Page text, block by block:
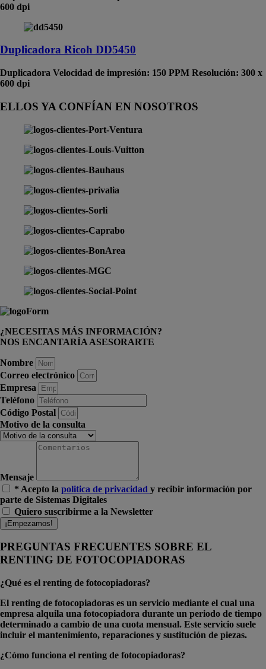
600 dpi
Duplicadora Ricoh DD5450
Duplicadora Velocidad de impresión: 150 PPM Resolución: 300 x
600 dpi
ELLOS YA CONFÍAN EN NOSOTROS
¿NECESITAS MÁS INFORMACIÓN?
NOS ENCANTARÍA ASESORARTE
Nombre
Correo electrónico
Empresa
Teléfono
Código Postal
Motivo de la consulta
Mensaje
* Acepto la politica de privacidad y recibir información por
parte de Sistemas Digitales
Quiero suscribirme a la Newsletter
¡Empezamos!
PREGUNTAS FRECUENTES SOBRE EL
RENTING DE FOTOCOPIADORAS
¿Qué es el renting de fotocopiadoras?
El renting de fotocopiadoras es un servicio mediante el cual una
empresa alquila una fotocopiadora durante un periodo de tiempo
determinado a cambio de una cuota mensual. Este servicio suele
incluir el mantenimiento, reparaciones y sustitución de piezas.
¿Cómo funciona el renting de fotocopiadoras?